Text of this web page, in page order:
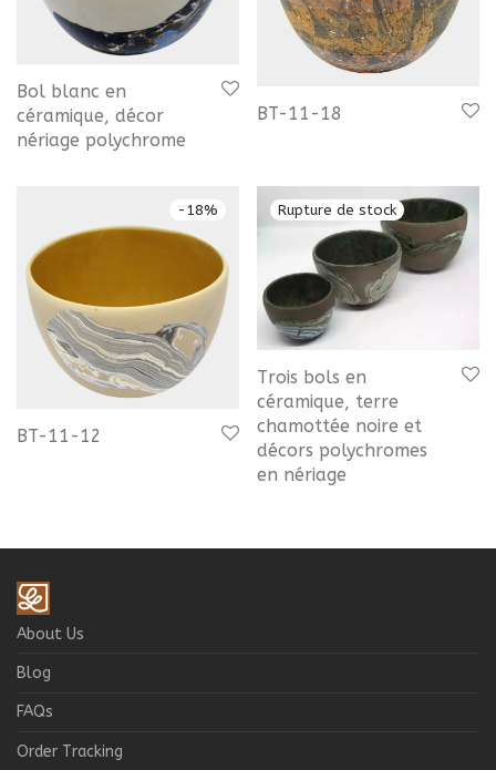
Bol blanc en
céramique, décor
nériage polychrome
BT-11-18
- 18%
BT-11-12
Trois bols en
céramique, terre
chamottée noire et
décors polychromes
en nériage
About Us
Blog
FAQs
Order Tracking